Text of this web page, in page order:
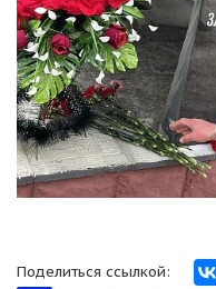
Поделиться ссылкой: